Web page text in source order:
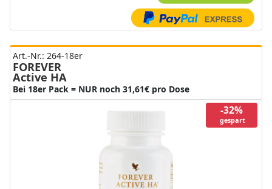
Art.-Nr.: 264-18er
FOREVER
Active HA
Bei 18er Pack = NUR noch 31,61€ pro Dose
-32%
gespart